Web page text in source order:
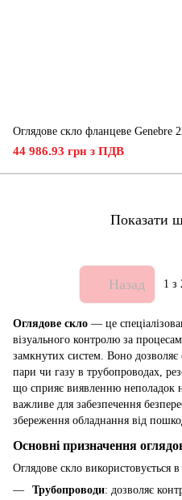
Оглядове скло фланцеве Genebre
44 986.93 грн з ПДВ
Показати
Назад 1 з
Оглядове скло — це
візуального контролю за
замкнутих систем. Воно дозволяє
пари чи газу в трубопроводах,
що сприяє виявленню неполадок
важливе для забезпечення
збереження обладнання від
Основні призначення
Оглядове скло використовується
Трубопроводи: дозволяє